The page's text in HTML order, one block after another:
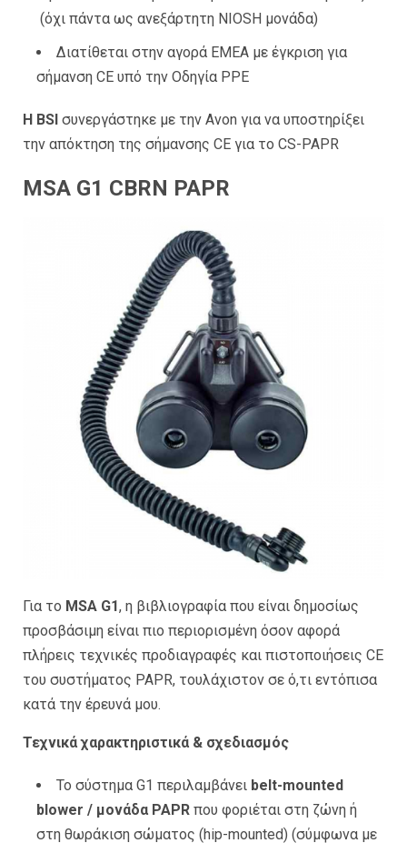
(όχι πάντα ως ανεξάρτητη NIOSH μονάδα)
Διατίθεται στην αγορά EMEA με έγκριση για
σήμανση CE υπό την Οδηγία PPE
Η BSI συνεργάστηκε με την Avon για να υποστηρίξει
την απόκτηση της σήμανσης CE για το CS-PAPR
MSA G1 CBRN PAPR
Για το MSA G1, η βιβλιογραφία που είναι δημοσίως
προσβάσιμη είναι πιο περιορισμένη όσον αφορά
πλήρεις τεχνικές προδιαγραφές και πιστοποιήσεις CE
του συστήματος PAPR, τουλάχιστον σε ό,τι εντόπισα
κατά την έρευνά μου.
Τεχνικά χαρακτηριστικά & σχεδιασμός
Το σύστημα G1 περιλαμβάνει belt-mounted
blower / μονάδα PAPR που φοριέται στη ζώνη ή
στη θωράκιση σώματος (hip-mounted) (σύμφωνα με